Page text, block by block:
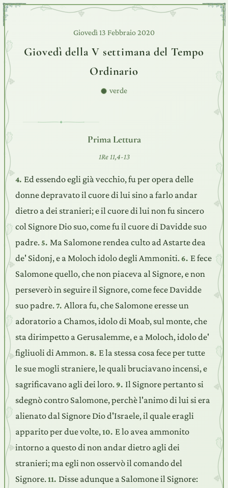
Giovedì 13 Febbraio 2020
Giovedì della V settimana del Tempo
Ordinario
verde
Prima Lettura
1Re 11,4-13
4. Ed essendo egli già vecchio, fu per opera delle
donne depravato il cuore di lui sino a farlo andar
dietro a dei stranieri; e il cuore di lui non fu sincero
col Signore Dio suo, come fu il cuore di Davidde suo
padre. 5. Ma Salomone rendea culto ad Astarte dea
de' Sidonj, e a Moloch idolo degli Ammoniti. 6. E fece
Salomone quello, che non piaceva al Signore, e non
perseverò in seguire il Signore, come fece Davidde
suo padre. 7. Allora fu, che Salomone eresse un
adoratorio a Chamos, idolo di Moab, sul monte, che
sta dirimpetto a Gerusalemme, e a Moloch, idolo de'
figliuoli di Ammon. 8. E la stessa cosa fece per tutte
le sue mogli straniere, le quali bruciavano incensi, e
sagrificavano agli dei loro. 9. Il Signore pertanto si
sdegnò contro Salomone, perchè l'animo di lui si era
alienato dal Signore Dio d'Israele, il quale eragli
apparito per due volte, 10. E lo avea ammonito
intorno a questo di non andar dietro agli dei
stranieri; ma egli non osservò il comando del
Signore. 11. Disse adunque a Salomone il Signore: